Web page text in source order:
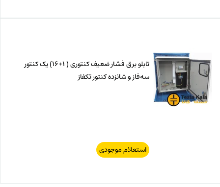
تابلو برق فشار ضعیف کنتوری ( 1+16) یک کنتور
سه‌فاز و شانزده کنتور تکفاز
استعلام موجودی